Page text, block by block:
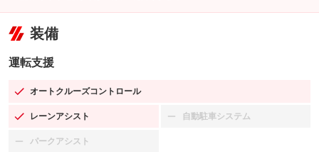
装備
運転支援
オートクルーズコントロール
：装備あり
レーンアシスト
：装備あり 自動駐車システム
：装備なし
パークアシスト
：装備なし